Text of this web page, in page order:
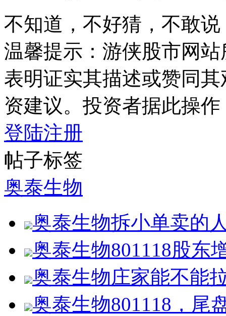
不知道，不好猜，不敢说
温馨提示：游侠股市网
表明证实其描述或赞同
资建议。投资者据此操
登陆注册
帖子标签
奥泰生物
奥泰生物拆小单卖的
奥泰生物801118股东
奥泰生物庄家能不能
奥泰生物801118，尾